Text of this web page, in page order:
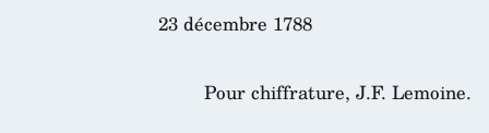
23 décembre 1788
Pour chiffrature, J.F. Lemoine.